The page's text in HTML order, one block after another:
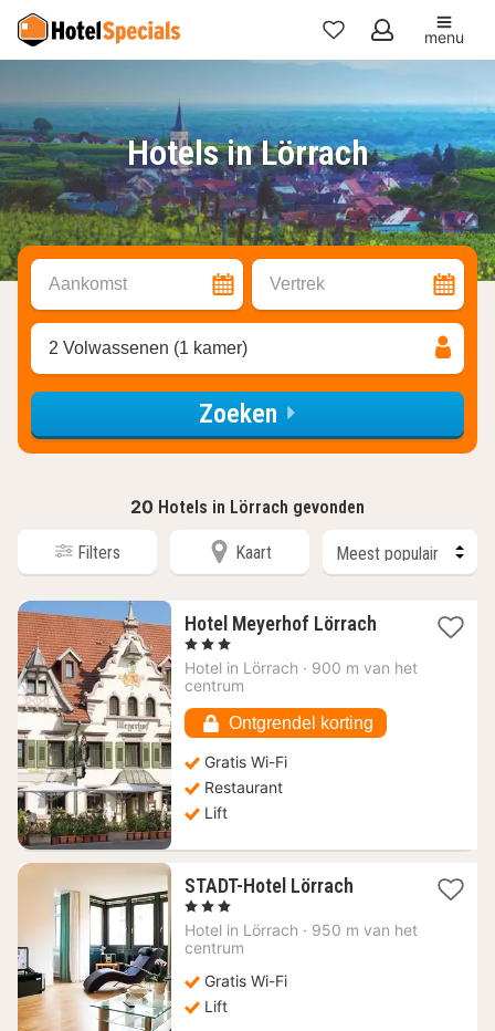
Mijn
menu
Hotels in Lörrach
Aankomst Vertrek
2 Volwassenen (1 kamer)
Zoeken
20 Hotels in Lörrach gevonden
Filters Kaart
Hotel Meyerhof Lörrach1
vanaf
, 3 Sterren
Hotel in Lörrach · 900 m van het
centrum
Ontgrendel korting
Gratis Wi-Fi
Restaurant
Lift
STADT-Hotel Lörrach1
vanaf
, 3 Sterren
Hotel in Lörrach · 950 m van het
centrum
Gratis Wi-Fi
Lift